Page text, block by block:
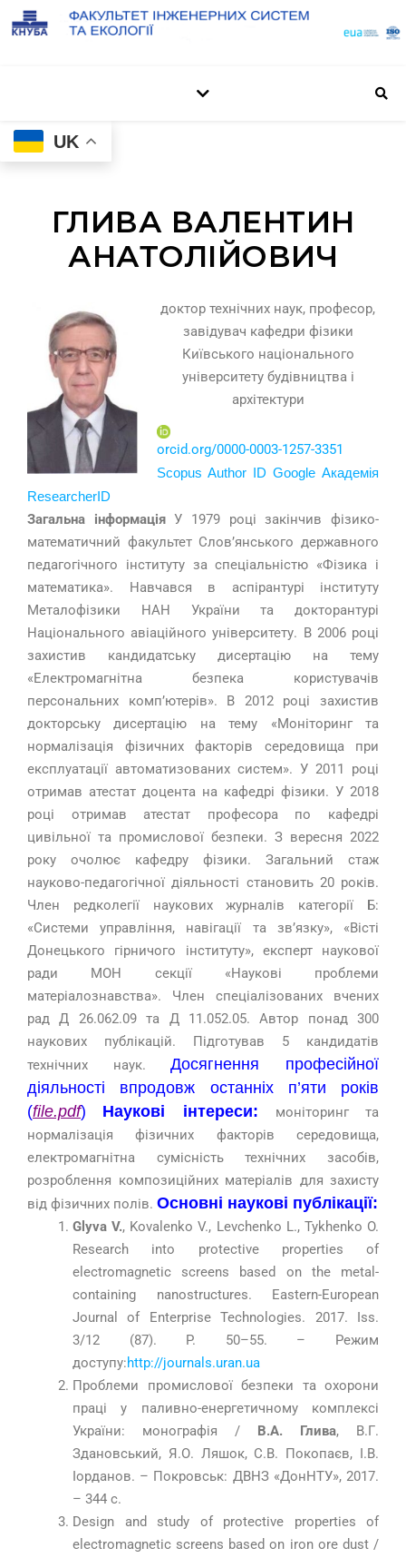
UK
ГЛИВА ВАЛЕНТИН
АНАТОЛІЙОВИЧ
доктор технічних наук, професор,
завідувач кафедри фізики
Київського національного
університету будівництва і
архітектури
orcid.org/0000-0003-1257-3351
Scopus Author ID Google Академія
ResearcherID
Загальна інформаціяУ 1979 році закінчив фізико-
математичний факультет Слов’янського державного
педагогічного інституту за спеціальністю «Фізика і
математика». Навчався в аспірантурі інституту
Металофізики НАН України та докторантурі
Національного авіаційного університету. В 2006 році
захистив кандидатську дисертацію на тему
«Електромагнітна безпека користувачів
персональних комп’ютерів». В 2012 році захистив
докторську дисертацію на тему «Моніторинг та
нормалізація фізичних факторів середовища при
експлуатації автоматизованих систем». У 2011 році
отримав атестат доцента на кафедрі фізики. У 2018
році отримав атестат професора по кафедрі
цивільної та промислової безпеки. З вересня 2022
року очолює кафедру фізики. Загальний стаж
науково-педагогічної діяльності становить 20 років.
Член редколегії наукових журналів категорії Б:
«Системи управління, навігації та зв’язку», «Вісті
Донецького гірничого інституту», експерт наукової
ради МОН секції «Наукові проблеми
матеріалознавства». Член спеціалізованих вчених
рад Д 26.062.09 та Д 11.052.05. Автор понад 300
наукових публікацій. Підготував 5 кандидатів
технічних наук.Досягнення професійної
діяльності
впродовж останніх п’яти років
(file.pdf) Наукові інтереси:
моніторинг та
нормалізація фізичних факторів середовища,
електромагнітна сумісність технічних засобів,
розроблення композиційних матеріалів для захисту
від фізичних полів. Основні наукові публікації:
Glyva V., Kovalenko V., Levchenko L., Tykhenko O.
Research into protective properties of
electromagnetic screens based on the metal-
containing nanostructures. Eastern-European
Journal of Enterprise Technologies. 2017. Iss.
3/12 (87). P. 50–55. – Режим
доступу:http://journals.uran.ua
Проблеми промислової безпеки та охорони
праці у паливно-енергетичному комплексі
України: монографія / В.А. Глива, В.Г.
Здановський, Я.О. Ляшок, С.В. Покопаєв, І.В.
Іорданов. – Покровськ: ДВНЗ «ДонНТУ», 2017.
– 344 с.
Design and study of protective properties of
electromagnetic screens based on iron ore dust /